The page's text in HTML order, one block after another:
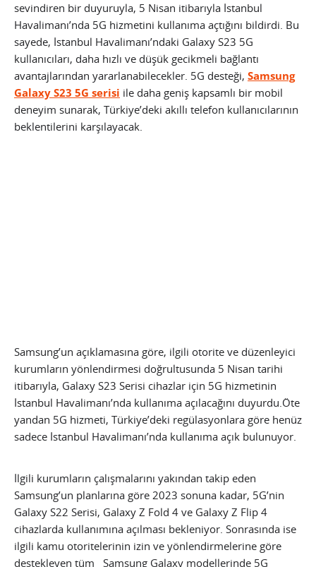
sevindiren bir duyuruyla, 5 Nisan itibarıyla İstanbul
Havalimanı’nda 5G hizmetini kullanıma açtığını bildirdi. Bu
sayede, İstanbul Havalimanı’ndaki Galaxy S23 5G
kullanıcıları, daha hızlı ve düşük gecikmeli bağlantı
avantajlarından yararlanabilecekler. 5G desteği, Samsung
Galaxy S23 5G serisi ile daha geniş kapsamlı bir mobil
deneyim sunarak, Türkiye’deki akıllı telefon kullanıcılarının
beklentilerini karşılayacak.
Samsung’un açıklamasına göre, ilgili otorite ve düzenleyici
kurumların yönlendirmesi doğrultusunda 5 Nisan tarihi
itibarıyla, Galaxy S23 Serisi cihazlar için 5G hizmetinin
İstanbul Havalimanı’nda kullanıma açılacağını duyurdu.Öte
yandan 5G hizmeti, Türkiye’deki regülasyonlara göre henüz
sadece İstanbul Havalimanı’nda kullanıma açık bulunuyor.
İlgili kurumların çalışmalarını yakından takip eden
Samsung’un planlarına göre 2023 sonuna kadar, 5G’nin
Galaxy S22 Serisi, Galaxy Z Fold 4 ve Galaxy Z Flip 4
cihazlarda kullanımına açılması bekleniyor. Sonrasında ise
ilgili kamu otoritelerinin izin ve yönlendirmelerine göre
destekleyen tüm Samsung Galaxy modellerinde 5G